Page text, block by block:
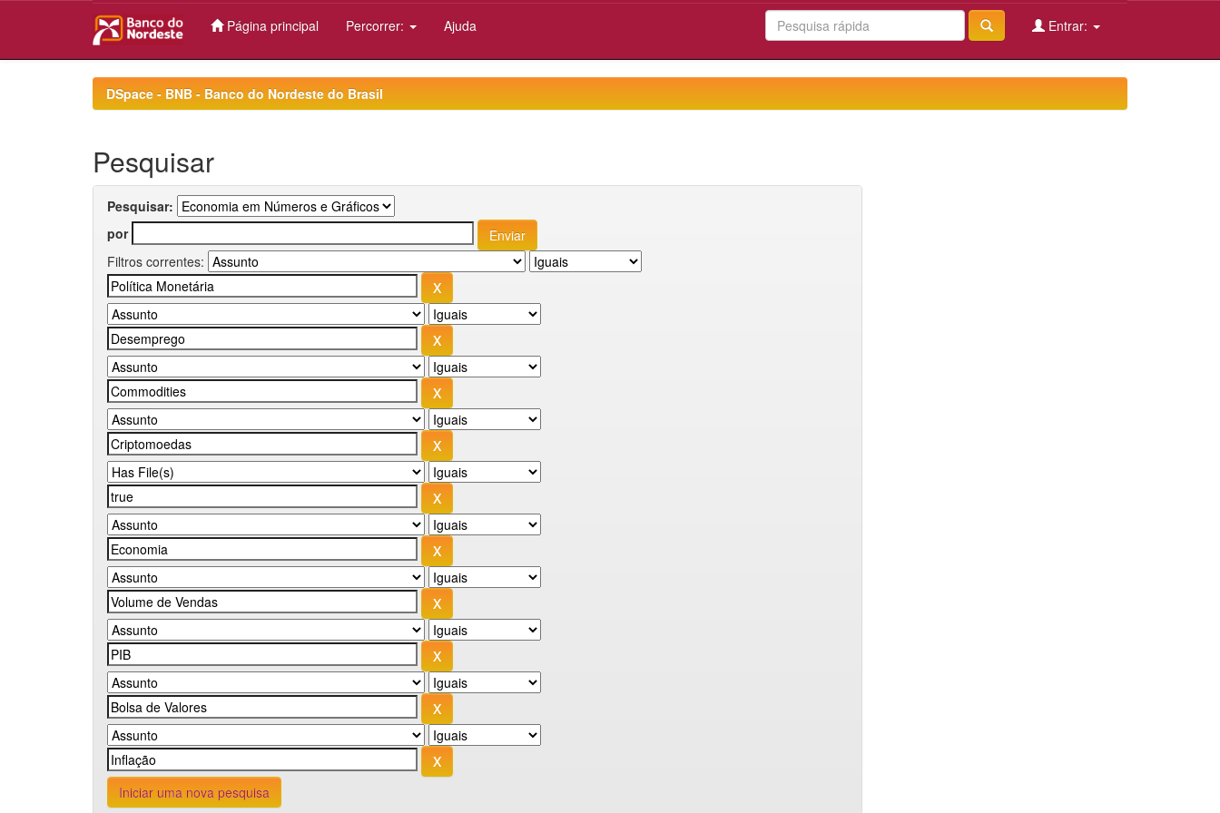
Página principal Percorrer: Ajuda Entrar:
DSpace - BNB - Banco do Nordeste do Brasil
Pesquisar
Pesquisar:
por
Filtros correntes:
Iniciar uma nova pesquisa